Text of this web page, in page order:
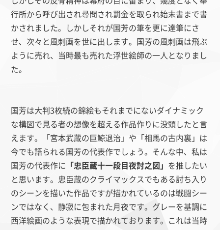
行所から呼び出され尋問され罰金を取られ始末書まで書
かされました。しかしそれが国芳の筆を更に達筆にさ
せ、次々と風刺画を世に出します。国芳の風刺画は飛ぶ
ように売れ、当時最も売れた浮世絵師の一人となりまし
た。
国芳は大判3枚続の錦絵もそれまでにないダイナミック
な構図で見る者の想像を超える作品作りに没頭したと言
えます。「宮本武蔵の巨鯨退治」や「相馬の古内裏」は
今でも語られる国芳の代表作でしょう。そんな中、私は
国芳の代表作に 「忠臣蔵十一段目夜討之図」 を推したい
と思います。忠臣蔵のクライマックスでもある討ち入り
のシーンを描いた作品ですが描かれているのは戦闘シー
ンではなく、静寂に包まれた月夜です。グレーを基調に
西洋絵画のような表現で描かれております。これは当時